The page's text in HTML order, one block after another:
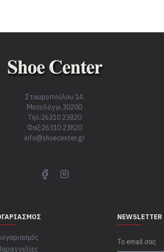
Σταυροπούλου 14,
Μεσολόγγι,30200
Τηλ:26310 23820
Φαξ:26310 23820
info@shoecenter.gr
NEWSLETTER